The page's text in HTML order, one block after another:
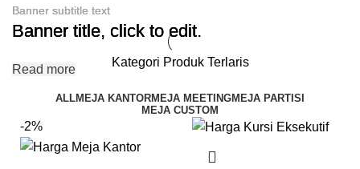
Banner subtitle text
Banner title, click to edit.
Read more
Banner subtitle text
Banner title, click to edit.
Read more
Banner subtitle text
Banner title, click to edit.
Read more
Kategori Produk Terlaris
ALLMEJA KANTORMEJA MEETINGMEJA PARTISI
MEJA CUSTOM
-2%